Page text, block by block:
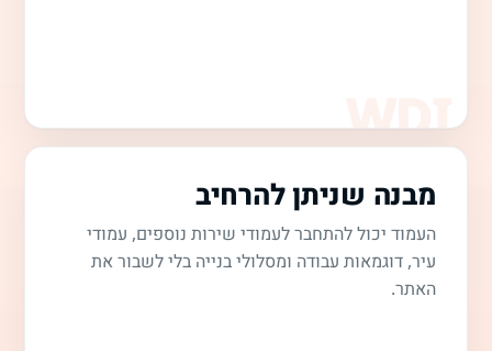
מבנה שניתן להרחיב
העמוד יכול להתחבר לעמודי שירות נוספים, עמודי
עיר, דוגמאות עבודה ומסלולי בנייה בלי לשבור את
האתר.